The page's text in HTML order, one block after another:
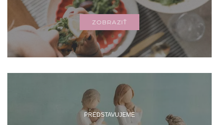
ZOBRAZIŤ
PREDSTAVUJEME